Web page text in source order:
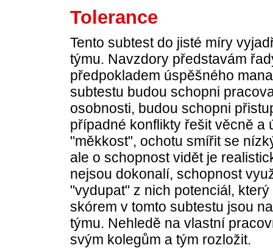
Tolerance
Tento subtest do jisté míry
týmu. Navzdory představám
předpokladem úspěšného
subtestu budou schopni
osobnosti, budou schopni
případné konflikty řešit věcně
"měkkost", ochotu smířit se
ale o schopnost vidět je
nejsou dokonalí, schopnost
"vydupat" z nich potenciál,
skórem v tomto subtestu jsou
týmu. Nehledě na vlastní
svým kolegům a tým rozložit.